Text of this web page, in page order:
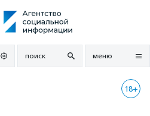
поиск меню
18+